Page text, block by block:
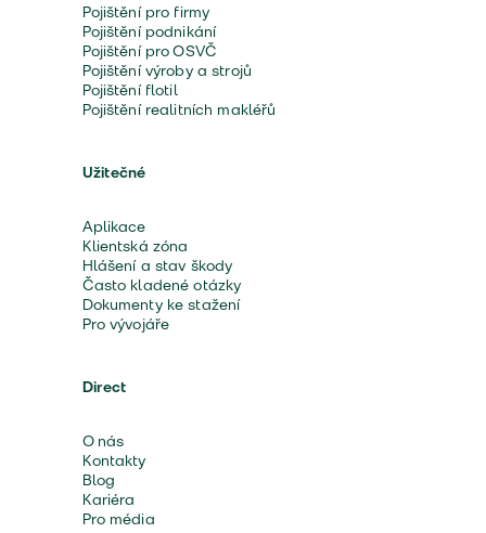
Pojištění pro firmy
Pojištění podnikání
Pojištění pro OSVČ
Pojištění výroby a strojů
Pojištění flotil
Pojištění realitních makléřů
Užitečné
Aplikace
Klientská zóna
Hlášení a stav škody
Často kladené otázky
Dokumenty ke stažení
Pro vývojáře
Direct
O nás
Kontakty
Blog
Kariéra
Pro média